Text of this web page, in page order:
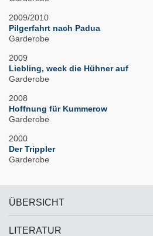
2009/2010
Pilgerfahrt nach Padua
Garderobe
2009
Liebling, weck die Hühner auf
Garderobe
2008
Hoffnung für Kummerow
Garderobe
2000
Der Trippler
Garderobe
ÜBERSICHT
LITERATUR